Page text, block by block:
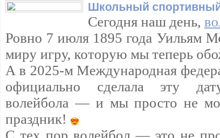
Школьный
Сегодня наш день,
Ровно 7 июля 1895 года Уильям
миру игру, которую мы теперь
А в 2025-м Международная
официально сделала эту
волейбола — и мы просто не
праздник!